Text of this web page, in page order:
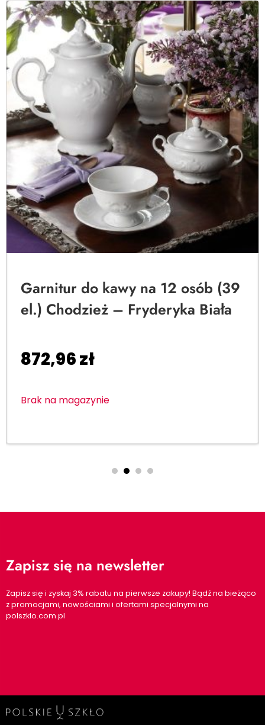
Garnitur do kawy na 12 osób (39
el.) Chodzież – Fryderyka Biała
872,96zł
Brak na magazynie
Zapisz się na newsletter
Zapisz się i zyskaj 3% rabatu na pierwsze zakupy! Bądź na bieżąco
z promocjami, nowościami i ofertami specjalnymi na
polszklo.com.pl